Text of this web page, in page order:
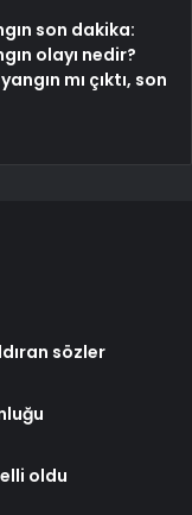
son dakika:
olayı nedir?
mı çıktı, son
sözler
oldu